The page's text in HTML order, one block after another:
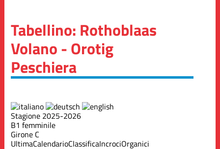
Tabellino: Rothoblaas
Volano - Orotig
Peschiera
Stagione 2025-2026
B1 femminile
Girone C
UltimaCalendarioClassificaIncrociOrganici